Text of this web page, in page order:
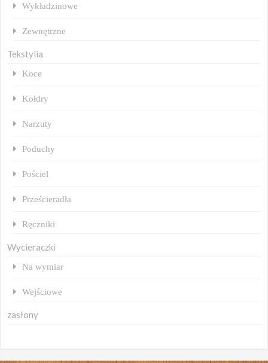
Wykładzinowe
Zewnętrzne
Tekstylia
Koce
Kołdry
Narzuty
Poduchy
Pościel
Prześcieradła
Ręczniki
Wycieraczki
Na wymiar
Wejściowe
zasłony